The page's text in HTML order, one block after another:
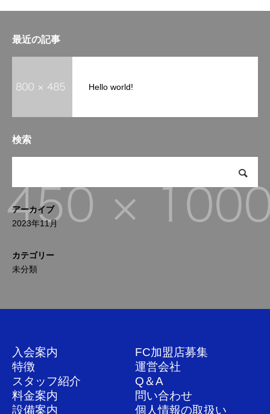
最近の記事
Hello world!
検索
アーカイブ
2023年11月
カテゴリー
未分類
入会案内
特徴
スタッフ紹介
料金案内
設備案内
FC加盟店募集
運営会社
Q＆A
問い合わせ
個人情報の取扱い